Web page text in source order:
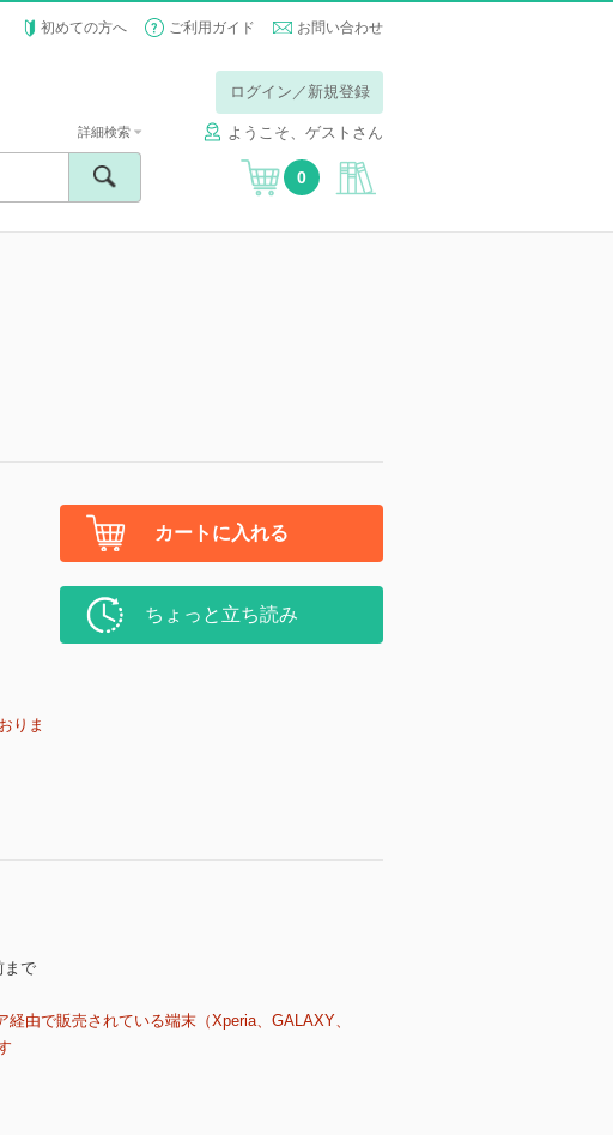
初めての方へ ご利用ガイド お問い合わせ
ログイン／新規登録
ようこそ、ゲストさん
詳細検索
0
りま
カートに入れる
ちょっと立ち読み
まで
由で販売されている端末（Xperia、GALAXY、